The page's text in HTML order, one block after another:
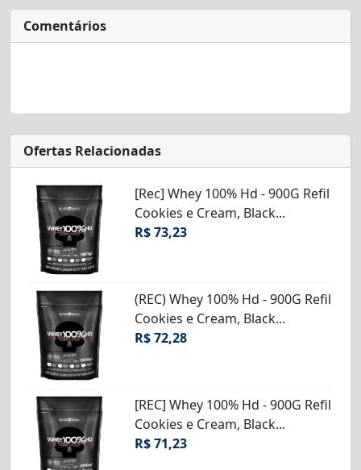
Comentários
Ofertas Relacionadas
[Rec] Whey 100% Hd - 900G Refil
Cookies e Cream, Black...
R$ 73,23
(REC) Whey 100% Hd - 900G Refil
Cookies e Cream, Black...
R$ 72,28
[REC] Whey 100% Hd - 900G Refil
Cookies e Cream, Black...
R$ 71,23